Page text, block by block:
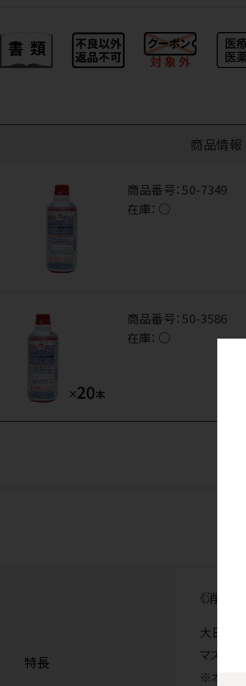
商品情報
商品番号：50-7349
在庫： ○
商品番号：50-3586
在庫： ○
特長
《消毒剤》
大日本
マスキン
※本品